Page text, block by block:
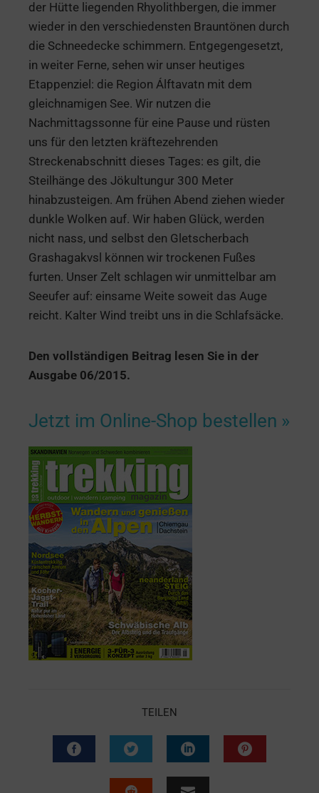
der Hütte liegenden Rhyolithbergen, die immer
wieder in den verschiedensten Brauntönen durch
die Schneedecke schimmern. Entgegengesetzt,
in weiter Ferne, sehen wir unser heutiges
Etappenziel: die Region Álftavatn mit dem
gleichnamigen See. Wir nutzen die
Nachmittagssonne für eine Pause und rüsten
uns für den letzten kräftezehrenden
Streckenabschnitt dieses Tages: es gilt, die
Steilhänge des Jökultungur 300 Meter
hinabzusteigen. Am frühen Abend ziehen wieder
dunkle Wolken auf. Wir haben Glück, werden
nicht nass, und selbst den Gletscherbach
Grashagakvsl können wir trockenen Fußes
furten. Unser Zelt schlagen wir unmittelbar am
Seeufer auf: einsame Weite soweit das Auge
reicht. Kalter Wind treibt uns in die Schlafsäcke.
Den vollständigen Beitrag lesen Sie in der
Ausgabe 06/2015.
Jetzt im Online-Shop bestellen »
TEILEN